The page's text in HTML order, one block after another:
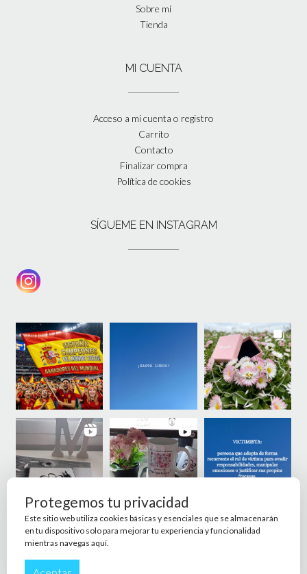
Sobre mí
Tienda
MI CUENTA
Acceso a mi cuenta o registro
Carrito
Contacto
Finalizar compra
Política de cookies
SÍGUEME EN INSTAGRAM
Protegemos tu privacidad
Este sitio web utiliza cookies básicas y esenciales que se almacenarán
en tu dispositivo solo para mejorar tu experiencia y funcionalidad
mientras navegas aquí.